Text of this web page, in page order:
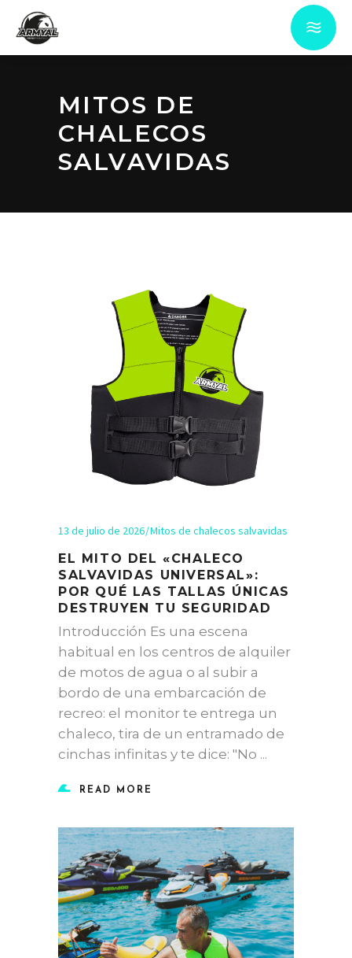
MITOS DE
CHALECOS
SALVAVIDAS
13 de julio de 2026 Mitos de chalecos salvavidas
EL MITO DEL «CHALECO
SALVAVIDAS UNIVERSAL»:
POR QUÉ LAS TALLAS ÚNICAS
DESTRUYEN TU SEGURIDAD
Introducción Es una escena
habitual en los centros de alquiler
de motos de agua o al subir a
bordo de una embarcación de
recreo: el monitor te entrega un
chaleco, tira de un entramado de
cinchas infinitas y te dice: "No
READ MORE